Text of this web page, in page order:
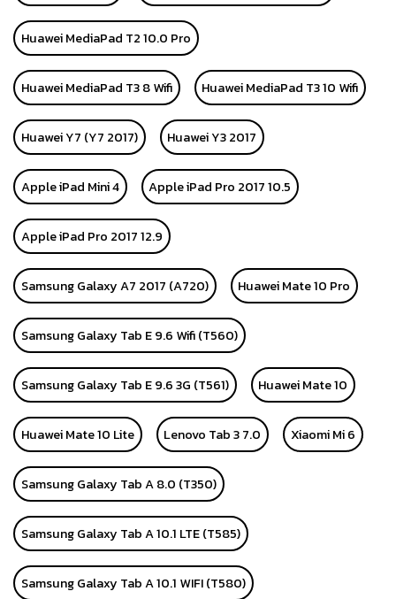
Huawei MediaPad T2 10.0 Pro
Huawei MediaPad T3 8 Wifi Huawei MediaPad T3 10 Wifi
Huawei Y7 (Y7 2017) Huawei Y3 2017
Apple iPad Mini 4 Apple iPad Pro 2017 10.5
Apple iPad Pro 2017 12.9
Samsung Galaxy A7 2017 (A720) Huawei Mate 10 Pro
Samsung Galaxy Tab E 9.6 Wifi (T560)
Samsung Galaxy Tab E 9.6 3G (T561) Huawei Mate 10
Huawei Mate 10 Lite Lenovo Tab 3 7.0 Xiaomi Mi 6
Samsung Galaxy Tab A 8.0 (T350)
Samsung Galaxy Tab A 10.1 LTE (T585)
Samsung Galaxy Tab A 10.1 WIFI (T580)